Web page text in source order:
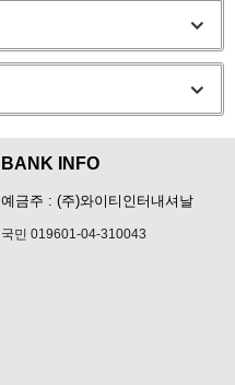
BANK INFO
예금주 : (주)와이티인터내셔날
국민 019601-04-310043